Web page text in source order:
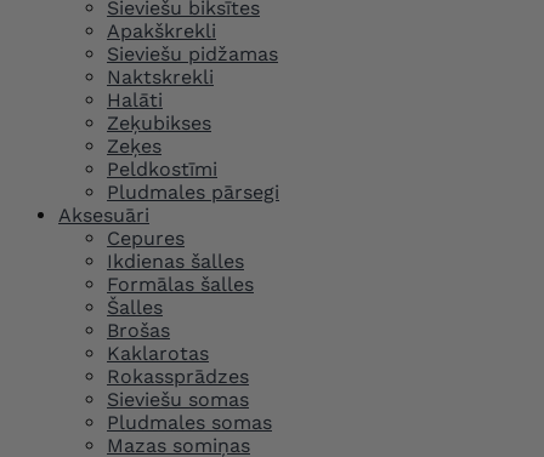
Sieviešu biksītes
Apakškrekli
Sieviešu pidžamas
Naktskrekli
Halāti
Zeķubikses
Zeķes
Peldkostīmi
Pludmales pārsegi
Aksesuāri
Cepures
Ikdienas šalles
Formālas šalles
Šalles
Brošas
Kaklarotas
Rokassprādzes
Sieviešu somas
Pludmales somas
Mazas somiņas